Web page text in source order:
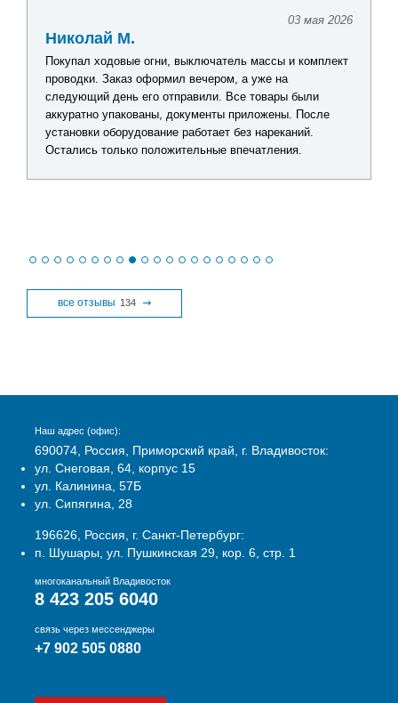
03 мая 2026
Николай М.
Покупал ходовые огни, выключатель массы и комплект
проводки. Заказ оформил вечером, а уже на
следующий день его отправили. Все товары были
аккуратно упакованы, документы приложены. После
установки оборудование работает без нареканий.
Остались только положительные впечатления.
все отзывы 134
Наш адрес (офис):
690074, Россия, Приморский край, г. Владивосток:
ул. Снеговая, 64, корпус 15
ул. Калинина, 57Б
ул. Сипягина, 28
196626, Россия, г. Санкт-Петербург:
п. Шушары, ул. Пушкинская 29, кор. 6, стр. 1
многоканальный Владивосток
8 423 205 6040
связь через мессенджеры
+7 902 505 0880